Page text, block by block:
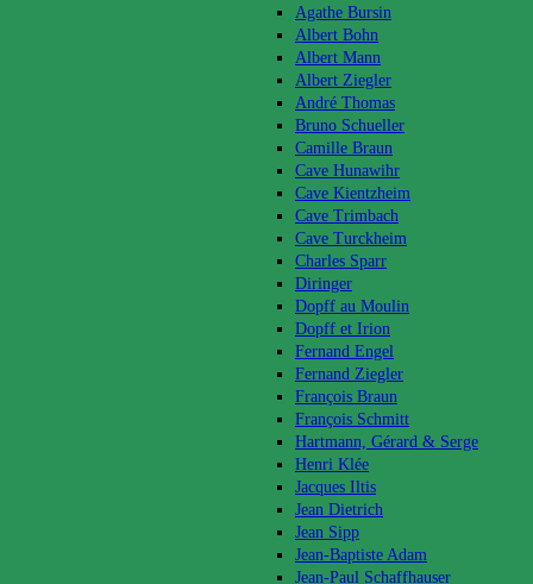
Agathe Bursin
Albert Bohn
Albert Mann
Albert Ziegler
André Thomas
Bruno Schueller
Camille Braun
Cave Hunawihr
Cave Kientzheim
Cave Trimbach
Cave Turckheim
Charles Sparr
Diringer
Dopff au Moulin
Dopff et Irion
Fernand Engel
Fernand Ziegler
François Braun
François Schmitt
Hartmann, Gérard & Serge
Henri Klée
Jacques Iltis
Jean Dietrich
Jean Sipp
Jean-Baptiste Adam
Jean-Paul Schaffhauser